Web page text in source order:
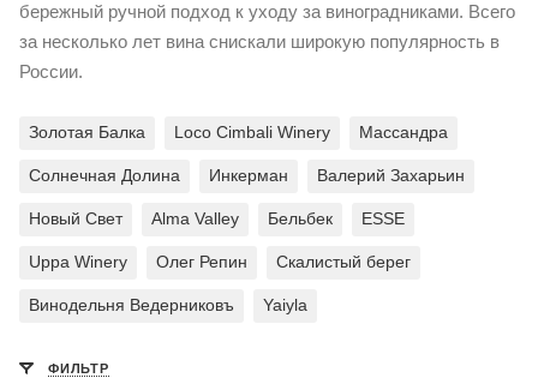
бережный ручной подход к уходу за виноградниками. Всего
за несколько лет вина снискали широкую популярность в
России.
Золотая Балка Loco Cimbali Winery Массандра
Солнечная Долина Инкерман Валерий Захарьин
Новый Свет Alma Valley Бельбек ESSE
Uppa Winery Олег Репин Скалистый берег
Винодельня Ведерниковъ Yaiyla
ФИЛЬТР